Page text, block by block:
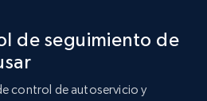
products by
code, Model number,
de seguimiento de
control de autoservicio y